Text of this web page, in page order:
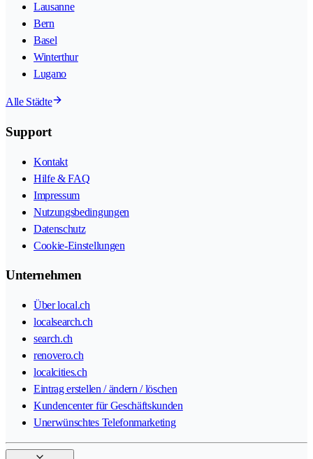
Lausanne
Bern
Basel
Winterthur
Lugano
Alle Städte
Support
Kontakt
Hilfe & FAQ
Impressum
Nutzungsbedingungen
Datenschutz
Cookie-Einstellungen
Unternehmen
Über local.ch
localsearch.ch
search.ch
renovero.ch
localcities.ch
Eintrag erstellen / ändern / löschen
Kundencenter für Geschäftskunden
Unerwünschtes Telefonmarketing